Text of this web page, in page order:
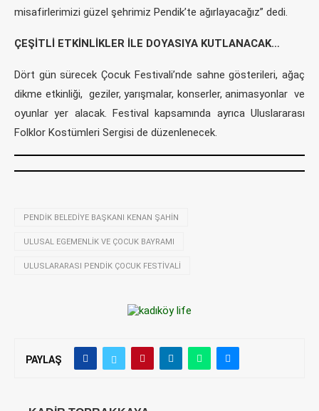
misafirlerimizi güzel şehrimiz Pendik’te ağırlayacağız” dedi.
ÇEŞİTLİ ETKİNLİKLER İLE DOYASIYA KUTLANACAK…
Dört gün sürecek Çocuk Festivali’nde sahne gösterileri, ağaç
dikme etkinliği, geziler, yarışmalar, konserler, animasyonlar ve
oyunlar yer alacak. Festival kapsamında ayrıca Uluslararası
Folklor Kostümleri Sergisi de düzenlenecek.
PENDIK BELEDIYE BAŞKANI KENAN ŞAHIN
ULUSAL EGEMENLIK VE ÇOCUK BAYRAMI
ULUSLARARASI PENDIK ÇOCUK FESTIVALI
PAYLAŞ